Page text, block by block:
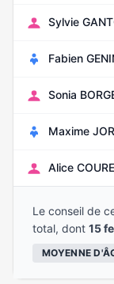
Sylvie
Fabien
Sonia
Maxime
Alice
Le conseil de
total, dont 15
MOYENNE